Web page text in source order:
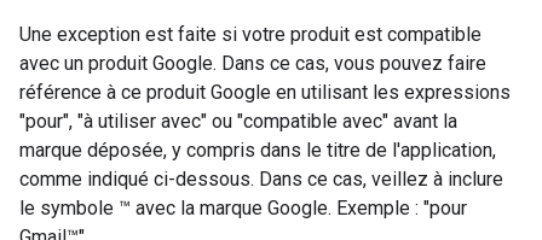
Une exception est faite si votre produit est compatible
avec un produit Google. Dans ce cas, vous pouvez faire
référence à ce produit Google en utilisant les expressions
"pour", "à utiliser avec" ou "compatible avec" avant la
marque déposée, y compris dans le titre de l'application,
comme indiqué ci-dessous. Dans ce cas, veillez à inclure
le symbole ™ avec la marque Google. Exemple : "pour